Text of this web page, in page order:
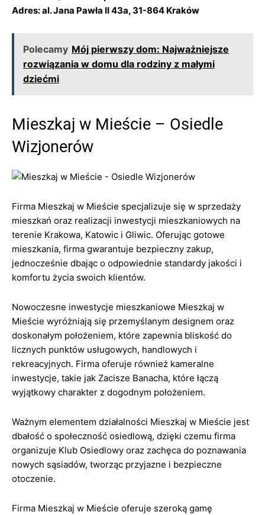
Adres: al. Jana Pawła II 43a, 31-864 Kraków
Polecamy Mój pierwszy dom: Najważniejsze
rozwiązania w domu dla rodziny z małymi
dziećmi
Mieszkaj w Mieście – Osiedle
Wizjonerów
Firma Mieszkaj w Mieście specjalizuje się w sprzedaży
mieszkań oraz realizacji inwestycji mieszkaniowych na
terenie Krakowa, Katowic i Gliwic. Oferując gotowe
mieszkania, firma gwarantuje bezpieczny zakup,
jednocześnie dbając o odpowiednie standardy jakości i
komfortu życia swoich klientów.
Nowoczesne inwestycje mieszkaniowe Mieszkaj w
Mieście wyróżniają się przemyślanym designem oraz
doskonałym położeniem, które zapewnia bliskość do
licznych punktów usługowych, handlowych i
rekreacyjnych. Firma oferuje również kameralne
inwestycje, takie jak Zacisze Banacha, które łączą
wyjątkowy charakter z dogodnym położeniem.
Ważnym elementem działalności Mieszkaj w Mieście jest
dbałość o społeczność osiedlową, dzięki czemu firma
organizuje Klub Osiedlowy oraz zachęca do poznawania
nowych sąsiadów, tworząc przyjazne i bezpieczne
otoczenie.
Firma Mieszkaj w Mieście oferuje szeroką gamę